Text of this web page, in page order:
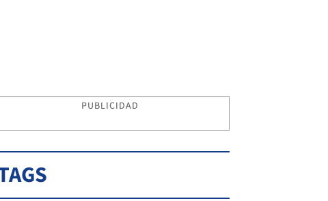
PUBLICIDAD